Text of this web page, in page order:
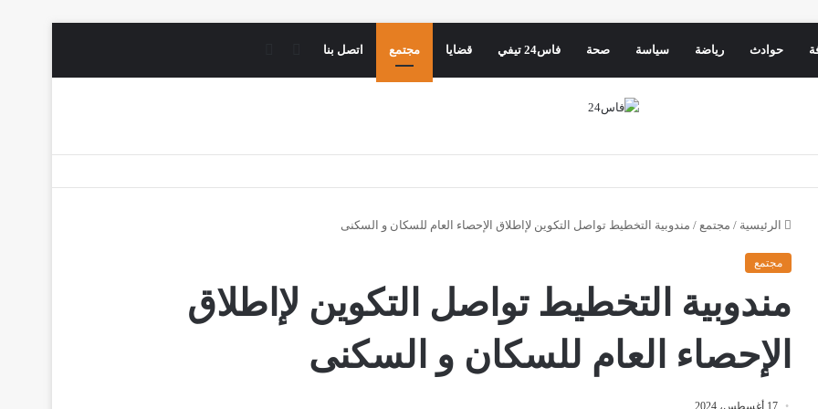
حوادث رياضة سياسة صحة فاس24 تيفي قضايا مجتمع اتصل بنا
الرئيسية / مجتمع / مندوبية التخطيط تواصل التكوين لإاطلاق الإحصاء العام للسكان و السكنى
مجتمع
مندوبية التخطيط تواصل التكوين لإاطلاق
الإحصاء العام للسكان و السكنى
17 أغسطس، 2024